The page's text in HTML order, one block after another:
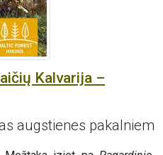
Kalvarija –
augstienes pakalniem